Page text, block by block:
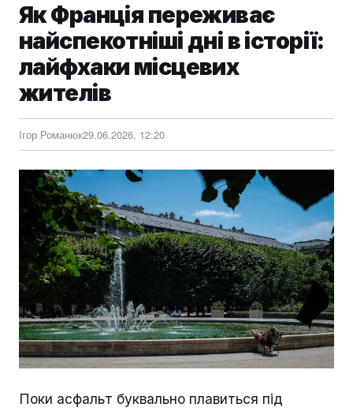
Як Франція переживає
найспекотніші дні в історії:
лайфхаки місцевих
жителів
Ігор Романюк29.06.2026, 12:20
Поки асфальт буквально плавиться під